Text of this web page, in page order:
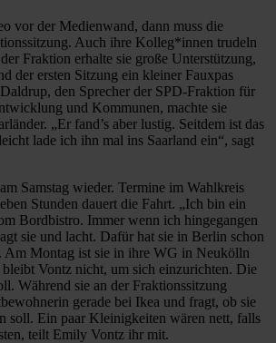
vor der Medienwand, dann muss die
Auch ihre Kolleg*innen trudeln
Fraktion erhalte sie große Unterstützung,
der ersten Sitzung ein kleiner Fauxpas
den Sprecher der SPD-Fraktion für
und Kommunen, machte sie
„Er fand’s aber lustig. Seitdem ist das
lade ich ihn mal ins Saarland ein“, sagt
Samstag wieder. Termine im Wahlkreis
Stunden dauert die Fahrt. „Ich bin ein
Bordbistro. Immer wenn ich hingegangen
sie und lacht. Dafür hat sie in Berlin schon
Am Montag ist sie in ihre WG in Neukölln
Vontz nicht, um sich einzurichten. Die
Während sie an der Fraktionssitzung
gerade bei Ikea und fragt, ob sie
soll. Ein paar Kleinigkeiten wären nett, falls
teilt Emily Vontz ihr mit.